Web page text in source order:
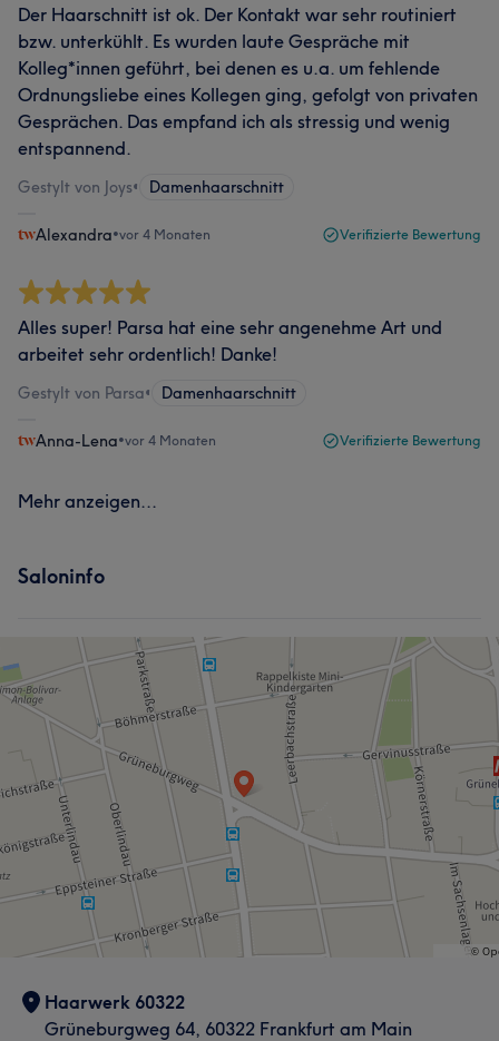
Der Haarschnitt ist ok. Der Kontakt war sehr routiniert
bzw. unterkühlt. Es wurden laute Gespräche mit
Kolleg*innen geführt, bei denen es u.a. um fehlende
Ordnungsliebe eines Kollegen ging, gefolgt von privaten
Gesprächen. Das empfand ich als stressig und wenig
entspannend.
Gestylt von Joys• Damenhaarschnitt
Alexandra•vor 4 Monaten Verifizierte Bewertung
Alles super! Parsa hat eine sehr angenehme Art und
arbeitet sehr ordentlich! Danke!
Gestylt von Parsa• Damenhaarschnitt
Anna-Lena•vor 4 Monaten Verifizierte Bewertung
Mehr anzeigen...
Saloninfo
Haarwerk 60322
Grüneburgweg 64, 60322 Frankfurt am Main